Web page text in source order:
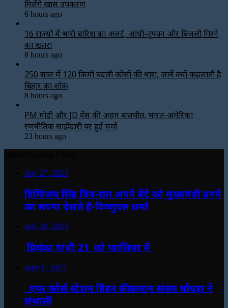
मिलेंगे खास उपकरण
6 hours ago
16 राज्यों में भारी बारिश का अलर्ट, आंधी-तूफान और बिजली गिरने
का खतरा
8 hours ago
250 साल में 120 किमी बदली कोसी की धारा, जानें क्यों कहलाती है
बिहार का शोक
8 hours ago
PM मोदी और JD वेंस की अहम बातचीत, भारत-अमेरिका
रणनीतिक साझेदारी पर हुई चर्चा
23 hours ago
July 27, 2023
दिग्विजय सिंह दिन-रात अपने बेटे को मुख्यमंत्री बनने
का सपना देखते हैं-विष्णुदत्त शर्मा
July 20, 2023
प्रियंका गांधी 21 को ग्वालियर में
June 1, 2023
एयर फोर्स स्टेशन हिंडन की कमान संजय चोपड़ा ने
संभाली